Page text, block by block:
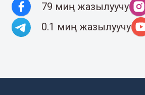
79 миң жазылуучу
0.1 миң жазылуучу